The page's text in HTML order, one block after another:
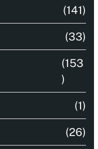
(141)
(33)
(153
)
(1)
(26)